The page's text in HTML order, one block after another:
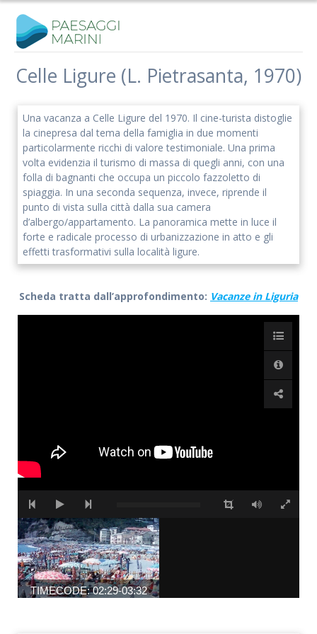
Salta
Celle Ligure (L. Pietrasanta, 1970)
Una vacanza a Celle Ligure del 1970. Il cine-turista distoglie
la cinepresa dal tema della famiglia in due momenti
particolarmente ricchi di valore testimoniale. Una prima
volta evidenzia il turismo di massa di quegli anni, con una
folla di bagnanti che occupa un piccolo fazzoletto di
spiaggia. In una seconda sequenza, invece, riprende il
punto di vista sulla città dalla sua camera
d’albergo/appartamento. La panoramica mette in luce il
forte e radicale processo di urbanizzazione in atto e gli
effetti trasformativi sulla località ligure.
Scheda tratta dall’approfondimento: Vacanze in Liguria
TIMECODE: 02:29-03:32